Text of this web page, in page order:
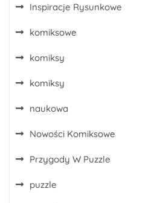
Inspiracje Rysunkowe
komiksowe
komiksy
komiksy
naukowa
Nowości Komiksowe
Przygody W Puzzle
puzzle